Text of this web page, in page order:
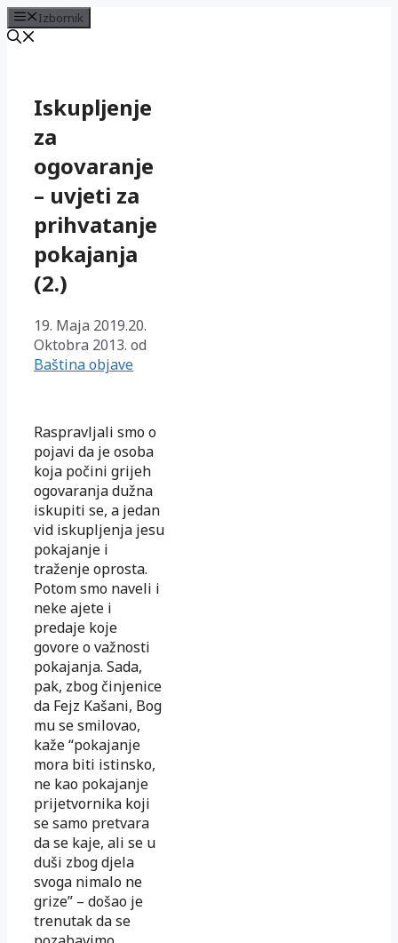
Izbornik
sadržajIskupljenje
za
ogovaranje
– uvjeti za
prihvatanje
pokajanja
(2.)
19. Maja 2019.20.
Oktobra 2013. od
Baština objave
Raspravljali smo o
pojavi da je osoba
koja počini grijeh
ogovaranja dužna
iskupiti se, a jedan
vid iskupljenja jesu
pokajanje i
traženje oprosta.
Potom smo naveli i
neke ajete i
predaje koje
govore o važnosti
pokajanja. Sada,
pak, zbog činjenice
da Fejz Kašani, Bog
mu se smilovao,
kaže “pokajanje
mora biti istinsko,
ne kao pokajanje
prijetvornika koji
se samo pretvara
da se kaje, ali se u
duši zbog djela
svoga nimalo ne
grize” – došao je
trenutak da se